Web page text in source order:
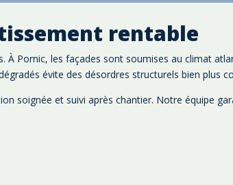
rentable
À Pornic, les façades sont soumises au climat
évite des désordres structurels bien plus
soignée et suivi après chantier. Notre équipe